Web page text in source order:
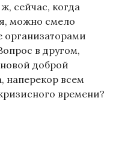
сейчас, когда
можно смело
организаторами
в другом,
доброй
наперекор всем
времени?